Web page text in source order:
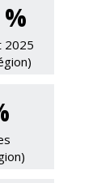
%
2025